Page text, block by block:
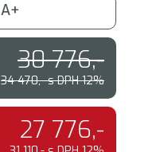
A+
30 776,-
34 470,- s DPH 12%
27 776,-